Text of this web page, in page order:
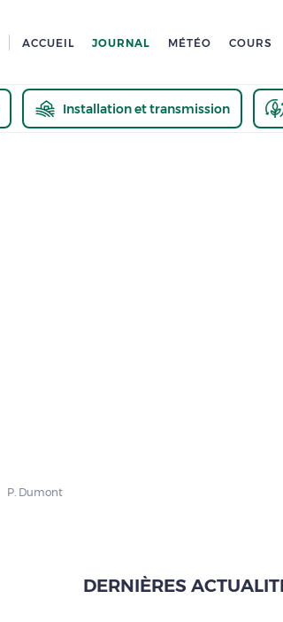
ACCUEIL JOURNAL MÉTÉO COURS
Installation et transmission
P. Dumont
DERNIÈRES